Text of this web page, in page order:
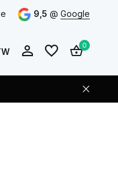
9,5 @ Google
0